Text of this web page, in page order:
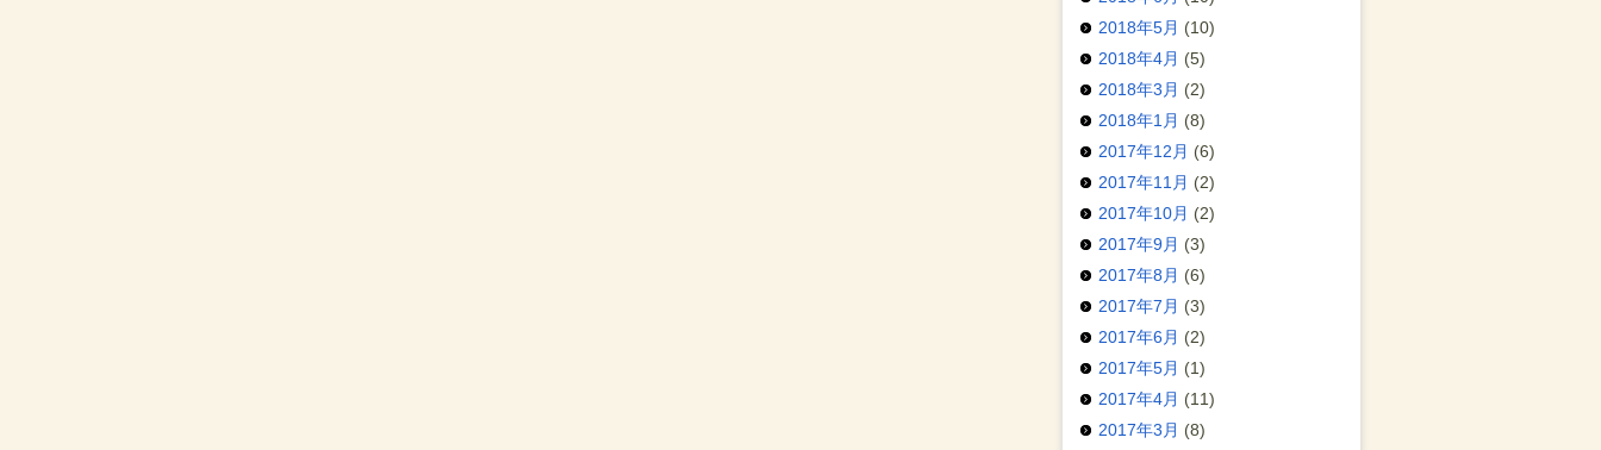
2018年5月 (10)
2018年4月 (5)
2018年3月 (2)
2018年1月 (8)
2017年12月 (6)
2017年11月 (2)
2017年10月 (2)
2017年9月 (3)
2017年8月 (6)
2017年7月 (3)
2017年6月 (2)
2017年5月 (1)
2017年4月 (11)
2017年3月 (8)